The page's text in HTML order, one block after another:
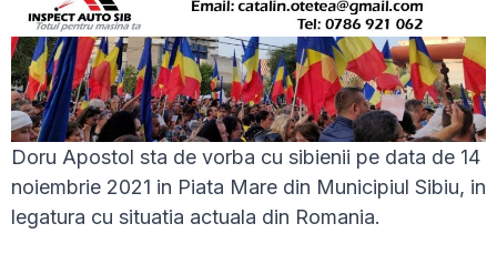
Doru Apostol sta de vorba cu sibienii pe data de 14
noiembrie 2021 in Piata Mare din Municipiul Sibiu, in
legatura cu situatia actuala din Romania.